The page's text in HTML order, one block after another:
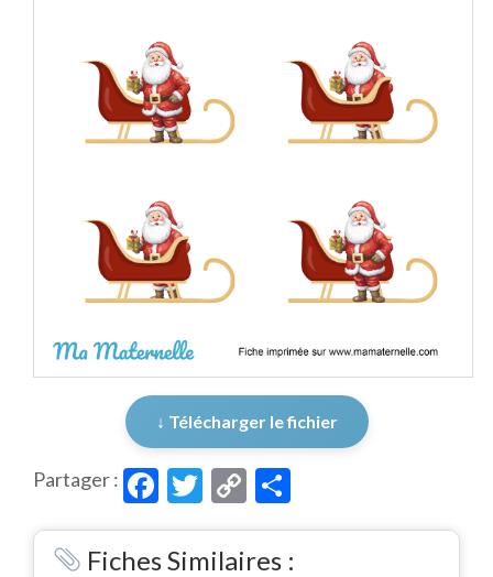
↓ Télécharger le fichier
Partager : Facebook
Twitter
Copy
Link
Fiches Similaires :